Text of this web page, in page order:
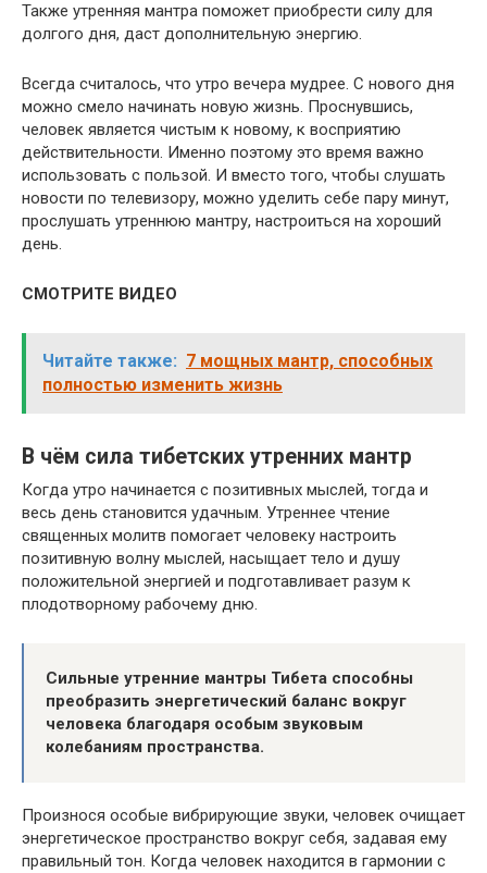
Также утренняя мантра поможет приобрести силу для
долгого дня, даст дополнительную энергию.
Всегда считалось, что утро вечера мудрее. С нового дня
можно смело начинать новую жизнь. Проснувшись,
человек является чистым к новому, к восприятию
действительности. Именно поэтому это время важно
использовать с пользой. И вместо того, чтобы слушать
новости по телевизору, можно уделить себе пару минут,
прослушать утреннюю мантру, настроиться на хороший
день.
СМОТРИТЕ ВИДЕО
Читайте также: 7 мощных мантр, способных
полностью изменить жизнь
В чём сила тибетских утренних мантр
Когда утро начинается с позитивных мыслей, тогда и
весь день становится удачным. Утреннее чтение
священных молитв помогает человеку настроить
позитивную волну мыслей, насыщает тело и душу
положительной энергией и подготавливает разум к
плодотворному рабочему дню.
Сильные утренние мантры Тибета способны
преобразить энергетический баланс вокруг
человека благодаря особым звуковым
колебаниям пространства.
Произнося особые вибрирующие звуки, человек очищает
энергетическое пространство вокруг себя, задавая ему
правильный тон. Когда человек находится в гармонии с